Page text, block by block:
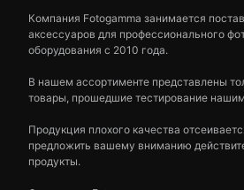
Компания Fotogamma занимается
аксессуаров для профессионального
оборудования с 2010 года.
В нашем ассортименте представлены
товары, прошедшие тестирование
Продукция плохого качества
предложить вашему вниманию
продукты.